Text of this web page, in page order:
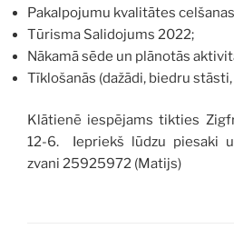
Pakalpojumu kvalitātes
Tūrisma Salidojums 2022;
Nākamā sēde un plānotās
Tīklošanās (dažādi, biedru
Klātienē iespējams tikties
12-6. Iepriekš lūdzu piesaki
zvani 25925972 (Matijs)